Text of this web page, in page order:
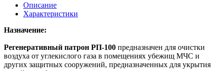
Описание
Характеристики
Назначение:
Регенеративный патрон РП-100 предназначен для очистки
воздуха от углекислого газа в помещениях убежищ МЧС и
других защитных сооружений, предназначенных для укрытия